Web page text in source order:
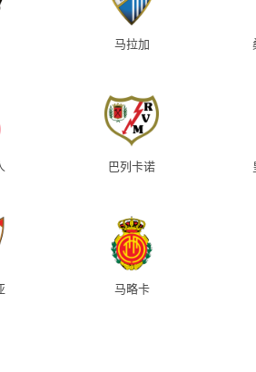
马拉加
巴列卡诺
马略卡